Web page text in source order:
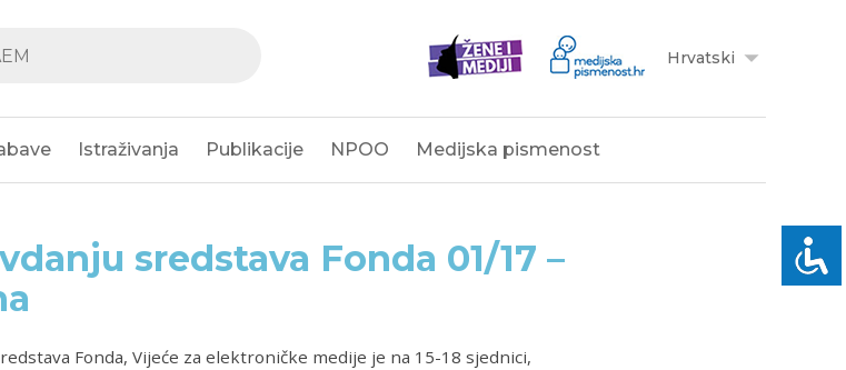
Hrvatski
Istraživanja Publikacije NPOO Medijska pismenost
sredstava Fonda 01/17 –
Fonda, Vijeće za elektroničke medije je na 15-18 sjednici,